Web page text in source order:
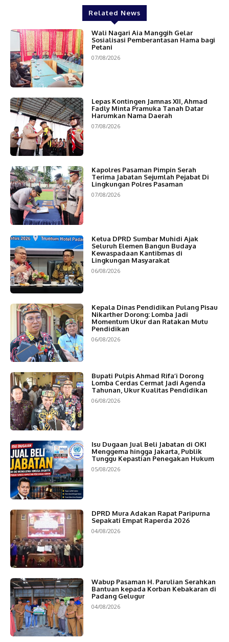
Related News
Wali Nagari Aia Manggih Gelar
Sosialisasi Pemberantasan Hama bagi
Petani
07/08/2026
Lepas Kontingen Jamnas XII, Ahmad
Fadly Minta Pramuka Tanah Datar
Harumkan Nama Daerah
07/08/2026
Kapolres Pasaman Pimpin Serah
Terima Jabatan Sejumlah Pejabat Di
Lingkungan Polres Pasaman
07/08/2026
Ketua DPRD Sumbar Muhidi Ajak
Seluruh Elemen Bangun Budaya
Kewaspadaan Kantibmas di
Lingkungan Masyarakat
06/08/2026
Kepala Dinas Pendidikan Pulang Pisau
Nikarther Dorong: Lomba Jadi
Momentum Ukur dan Ratakan Mutu
Pendidikan
06/08/2026
Bupati Pulpis Ahmad Rifa’i Dorong
Lomba Cerdas Cermat Jadi Agenda
Tahunan, Ukur Kualitas Pendidikan
06/08/2026
Isu Dugaan Jual Beli Jabatan di OKI
Menggema hingga Jakarta, Publik
Tunggu Kepastian Penegakan Hukum
05/08/2026
DPRD Mura Adakan Rapat Paripurna
Sepakati Empat Raperda 2026
04/08/2026
Wabup Pasaman H. Parulian Serahkan
Bantuan kepada Korban Kebakaran di
Padang Gelugur
04/08/2026